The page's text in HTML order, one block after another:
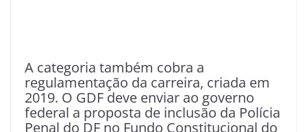
A categoria também cobra a
regulamentação da carreira, criada em
2019. O GDF deve enviar ao governo
federal a proposta de inclusão da Polícia
Penal do DF no Fundo Constitucional do